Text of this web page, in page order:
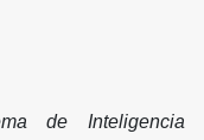
de Inteligencia